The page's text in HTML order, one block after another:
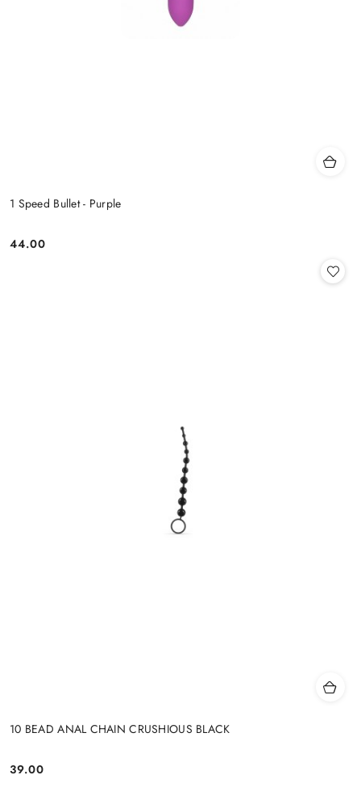
1 Speed Bullet - Purple
Cena:
44.00
10 BEAD ANAL CHAIN CRUSHIOUS BLACK
Cena:
39.00